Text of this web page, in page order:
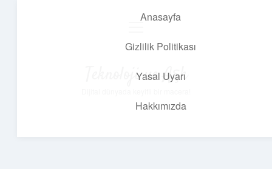
Anasayfa
Gizlilik Politikası
Yasal Uyarı
Hakkımızda
Teknoloji ve Aşk